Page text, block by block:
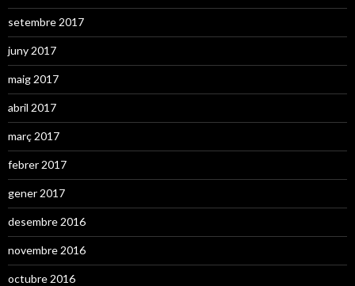
setembre 2017
juny 2017
maig 2017
abril 2017
març 2017
febrer 2017
gener 2017
desembre 2016
novembre 2016
octubre 2016